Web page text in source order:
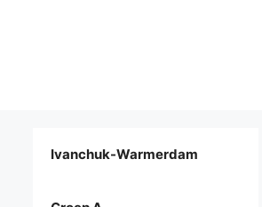
Ivanchuk-Warmerdam